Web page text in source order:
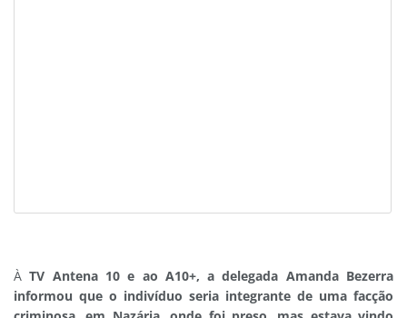
ÀTV Antena 10 e ao A10+, a delegada Amanda Bezerra
informou que o indivíduo seria integrante de uma facção